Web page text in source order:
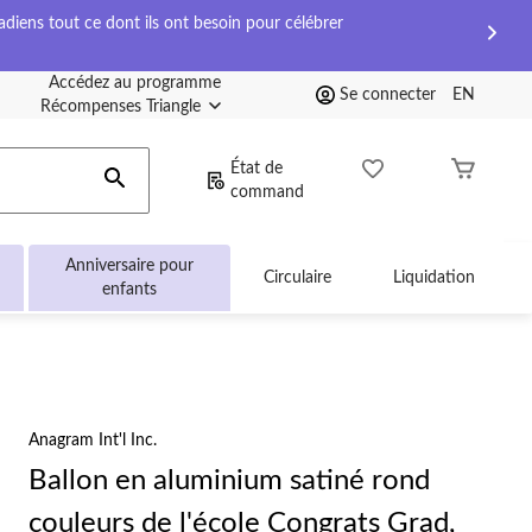
tout ce dont ils ont besoin pour célébrer
Accédez au programme
Récompenses Triangle
Se connecter EN
État de
command
Anniversaire pour
enfants
Circulaire Liquidation
Anagram Int'l Inc.
Ballon en aluminium satiné rond
couleurs de l'école Congrats Grad,